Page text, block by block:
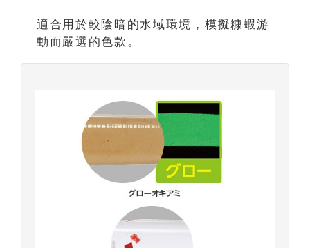
適合用於較陰暗的水域環境，模擬糠蝦游
動而嚴選的色款。